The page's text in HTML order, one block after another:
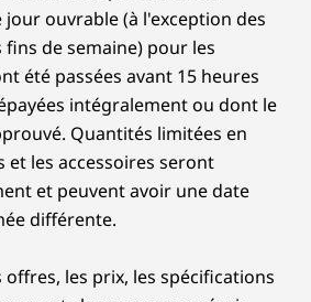
jour ouvrable (à l'exception des
de semaine) pour les
été passées avant 15 heures
intégralement ou dont le
Quantités limitées en
et les accessoires seront
et peuvent avoir une date
différente.
offres, les prix, les spécifications